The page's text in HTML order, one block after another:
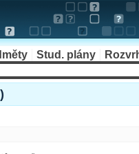
Stud. plány